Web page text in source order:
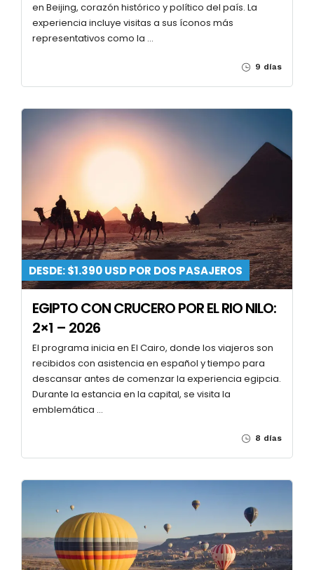
en Beijing, corazón histórico y político del país. La
experiencia incluye visitas a sus íconos más
representativos como la …
9 días
DESDE: $1.390 USD POR DOS PASAJEROS
EGIPTO CON CRUCERO POR EL RIO NILO:
2×1 – 2026
El programa inicia en El Cairo, donde los viajeros son
recibidos con asistencia en español y tiempo para
descansar antes de comenzar la experiencia egipcia.
Durante la estancia en la capital, se visita la
emblemática …
8 días